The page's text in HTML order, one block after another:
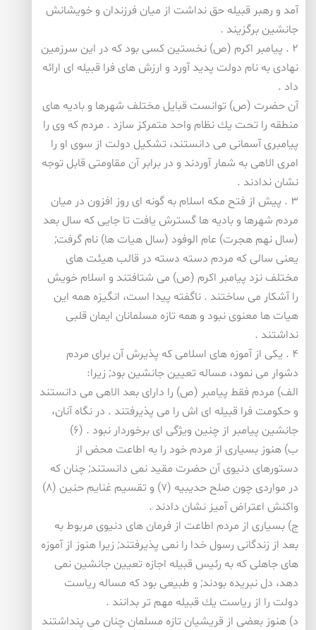
آمد و رهبر قبیله حق نداشت از میان فرزندان و خویشانش
جانشین برگزیند .
۲ . پیامبر اكرم (ص) نخستین كسی بود كه در این سرزمین
نهادی به نام دولت پدید آورد و ارزش های فرا قبیله ای ارائه
داد .
آن حضرت (ص) توانست قبایل مختلف شهرها و بادیه های
منطقه را تحت یك نظام واحد متمركز سازد . مردم كه وی را
پیامبری آسمانی می دانستند، تشكیل دولت از سوی او را
امری الاهی به شمار آوردند و در برابر آن مقاومتی قابل توجه
نشان ندادند .
۳ . پیش از فتح مكه اسلام به گونه ای روز افزون در میان
مردم شهرها و بادیه ها گسترش یافت تا جایی كه سال بعد
(سال نهم هجرت) عام الوفود (سال هیات ها) نام گرفت;
یعنی سالی كه مردم دسته دسته در قالب هیئت های
مختلف نزد پیامبر اكرم (ص) می شتافتند و اسلام خویش
را آشكار می ساختند . ناگفته پیدا است، انگیزه همه این
هیات ها معنوی نبود و همه تازه مسلمانان ایمان قلبی
نداشتند .
۴ . یكی از آموزه های اسلامی كه پذیرش آن برای مردم
دشوار می نمود، مساله تعیین جانشین بود; زیرا:
الف) مردم فقط پیامبر (ص) را دارای بعد الاهی می دانستند
و حكومت فرا قبیله ای اش را می پذیرفتند . در نگاه آنان،
جانشین پیامبر از چنین ویژگی ای برخوردار نبود . (۶)
ب) هنوز بسیاری از مردم خود را به اطاعت محض از
دستورهای دنیوی آن حضرت مقید نمی دانستند; چنان كه
در مواردی چون صلح حدیبیه (۷) و تقسیم غنایم حنین (۸)
واكنش اعتراض آمیز نشان دادند .
ج) بسیاری از مردم اطاعت از فرمان های دنیوی مربوط به
بعد از زندگانی رسول خدا را نمی پذیرفتند; زیرا هنوز از آموزه
های جاهلی كه به رئیس قبیله اجازه تعیین جانشین نمی
دهد، دل نبریده بودند; و طبیعی بود كه مساله ریاست
دولت را از ریاست یك قبیله مهم تر بدانند .
د) هنوز بعضی از قریشیان تازه مسلمان چنان می پنداشتند